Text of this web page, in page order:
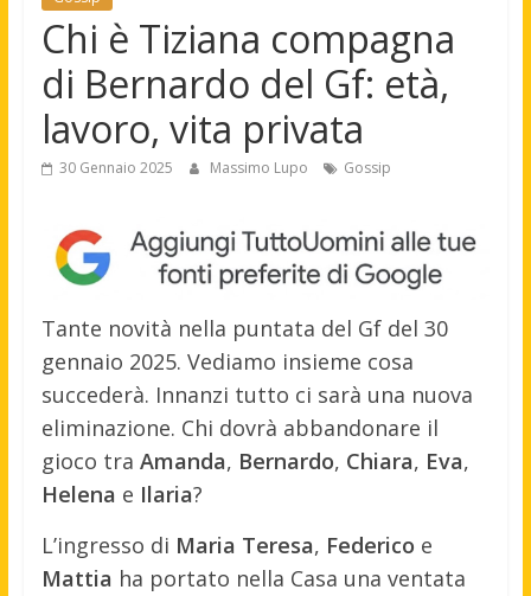
Chi è Tiziana compagna
di Bernardo del Gf: età,
lavoro, vita privata
30 Gennaio 2025 Massimo Lupo Gossip
Tante novità nella puntata del Gf del 30
gennaio 2025. Vediamo insieme cosa
succederà. Innanzi tutto ci sarà una nuova
eliminazione. Chi dovrà abbandonare il
gioco tra Amanda, Bernardo, Chiara, Eva,
Helena e Ilaria?
L’ingresso di Maria Teresa, Federico e
Mattia ha portato nella Casa una ventata